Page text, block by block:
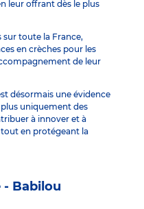
leur offrant dès le plus
sur toute la France,
en crèches pour les
de leur
désormais une évidence
plus uniquement des
à innover et à
tout en protégeant la
- Babilou